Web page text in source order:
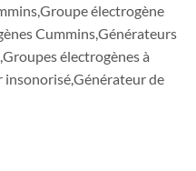
électrogène
Cummins,Générateurs
électrogènes à
de